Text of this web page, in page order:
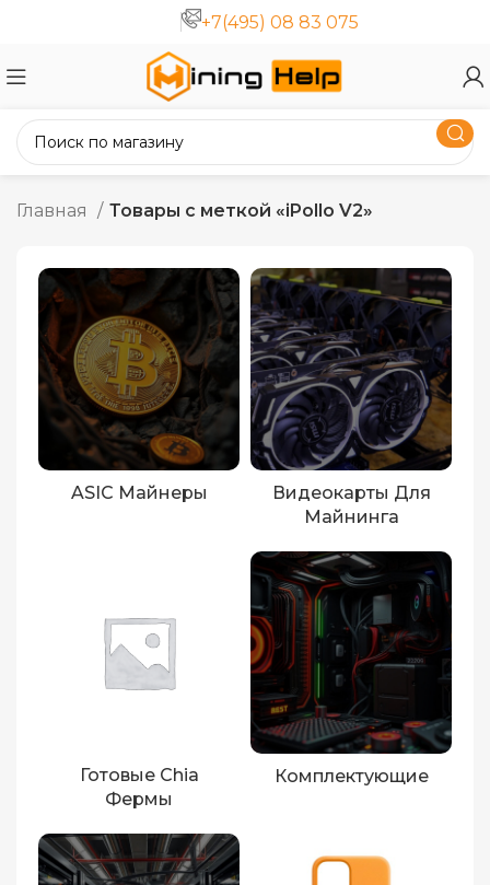
+7(495) 08 83 075
Главная Товары с меткой «iPollo V2»
ASIC Майнеры
Видеокарты Для
Майнинга
Готовые Chia
Фермы
Комплектующие